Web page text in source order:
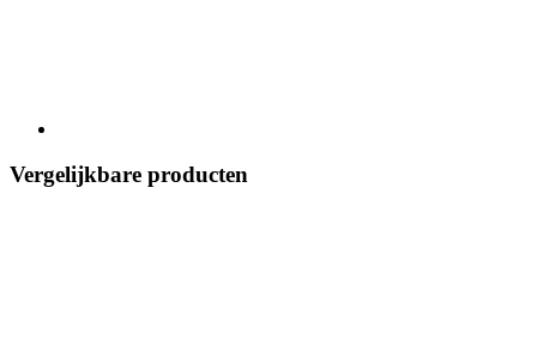
Vergelijkbare producten